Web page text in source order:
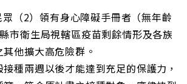
眾（2）領有身心障礙手冊者（無年齡
市衛生局視轄區疫苗剩餘情形及各族
他擴大高危險群。
種兩週以後才能達到充足的保護力，